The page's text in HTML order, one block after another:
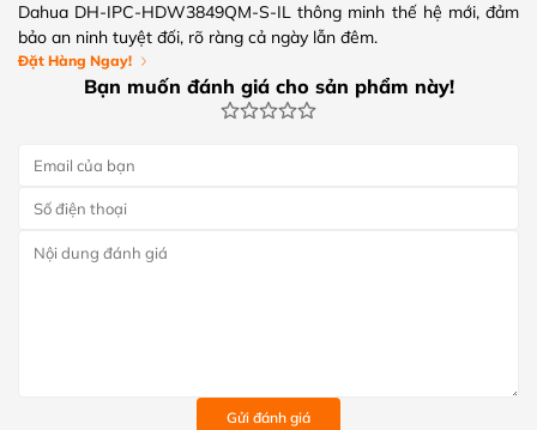
Dahua DH-IPC-HDW3849QM-S-IL thông minh thế hệ mới, đảm
bảo an ninh tuyệt đối, rõ ràng cả ngày lẫn đêm.
Đặt Hàng Ngay!
Bạn muốn đánh giá cho sản phẩm này!
Gửi đánh giá